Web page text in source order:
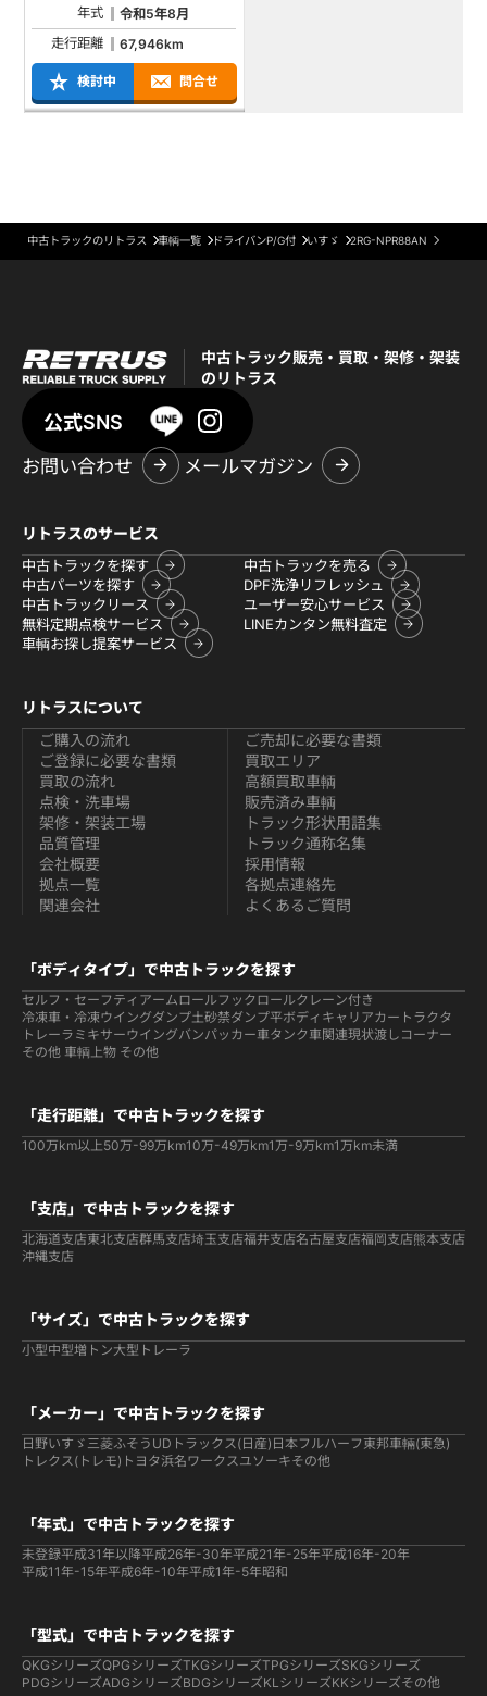
年式
令和5年8月
走行距離
67,946km
検討中 問合せ
中古トラックのリトラス 車輌一覧 ドライバンP/G付 いすゞ 2RG-NPR88AN
中古トラック販売・買取・架修・架装
のリトラス
公式SNS
お問い合わせ
メールマガジン
リトラスのサービス
中古トラックを探す
中古トラックを売る
中古パーツを探す
DPF洗浄リフレッシュ
中古トラックリース
ユーザー安心サービス
無料定期点検サービス
LINEカンタン無料査定
車輌お探し提案サービス
リトラスについて
ご購入の流れ
ご登録に必要な書類
買取の流れ
ご売却に必要な書類
買取エリア
高額買取車輌
点検・洗車場
架修・架装工場
品質管理
販売済み車輌
トラック形状用語集
トラック通称名集
会社概要
拠点一覧
関連会社
採用情報
各拠点連絡先
よくあるご質問
「ボディタイプ」で中古トラックを探す
セルフ・セーフティ アームロールフックロールクレーン付き
冷凍車・冷凍ウイングダンプ土砂禁ダンプ平ボディ キャリアカー トラクタ
トレーラ ミキサーウイングバンパッカー車タンク車関連現状渡しコーナー
その他 車輌 上物 その他
「走行距離」で中古トラックを探す
100万km以上50万-99万km10万-49万km1万-9万km1万km未満
「支店」で中古トラックを探す
北海道支店東北支店群馬支店埼玉支店福井支店名古屋支店福岡支店熊本支店
沖縄支店
「サイズ」で中古トラックを探す
小型中型増トン大型 トレーラ
「メーカー」で中古トラックを探す
日野いすゞ 三菱ふそう UDトラックス(日産) 日本フルハーフ 東邦車輛(東急)
トレクス(トレモ) トヨタ浜名ワークス ユソーキその他
「年式」で中古トラックを探す
未登録平成31年以降平成26年-30年平成21年-25年平成16年-20年
平成11年-15年平成6年-10年平成1年-5年昭和
「型式」で中古トラックを探す
QKGシリーズQPGシリーズTKGシリーズTPGシリーズSKGシリーズ
PDGシリーズADGシリーズBDGシリーズKLシリーズKKシリーズその他